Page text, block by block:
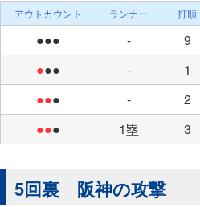
アウトカウント ランナー 打順
●●● - 9
●●● - 1
●●● - 2
●●● 1塁 3
5回裏 阪神の攻撃